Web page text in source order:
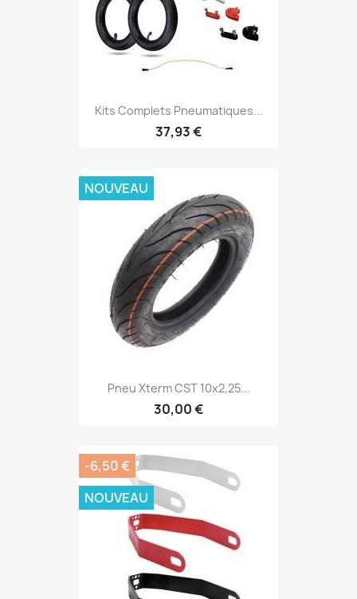
Kits Complets Pneumatiques...
37,93 €
Pneu Xterm CST 10x2,25...
30,00 €
NOUVEAU
-6,50 €
NOUVEAU